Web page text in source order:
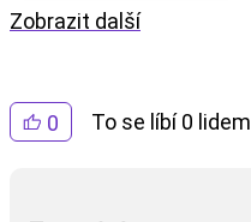
0 To se líbí 0 lidem
Zobrazit další